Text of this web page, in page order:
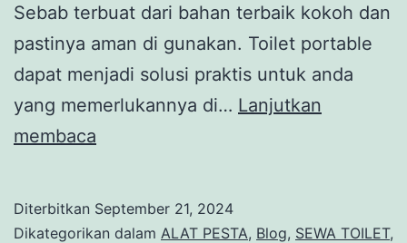
Sebab terbuat dari bahan terbaik kokoh dan
pastinya aman di gunakan. Toilet portable
dapat menjadi solusi praktis untuk anda
yang memerlukannya di… Lanjutkan
membaca
Portable
Diterbitkan September 21, 2024
Dikategorikan dalam ALAT PESTA, Blog, SEWA TOILET,